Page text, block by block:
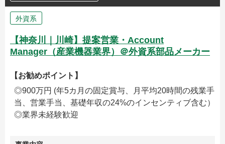
外資系
【神奈川｜川崎】提案営業・Account
Manager（産業機器業界）＠外資系部品メーカー
【お勧めポイント】
◎900万円 (年5カ月の固定賞与、月平均20時間の残業手
当、営業手当、基礎年収の24%のインセンティブ含む）
◎業界未経験歓迎